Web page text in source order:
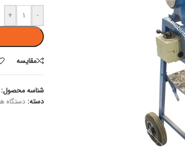
-
+
مقايسه
شناسه محصول:
دسته: دستگاه